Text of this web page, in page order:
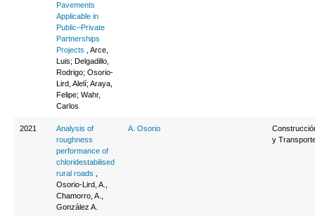
Pavements
Applicable in
Public–Private
Partnerships
Projects , Arce,
Luis; Delgadillo,
Rodrigo; Osorio-
Lird, Alelí; Araya,
Felipe; Wahr,
Carlos
2021
Analysis of
roughness
performance of
chloridestabilised
rural roads
Osorio-Lird, A.,
Chamorro, A.,
González A.
A. Osorio
y